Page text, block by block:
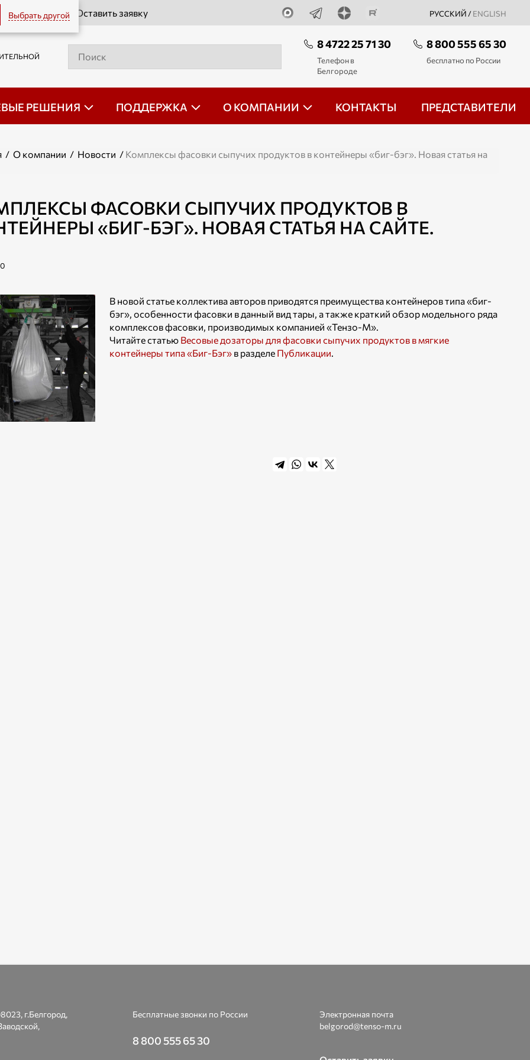
Выбрать другой РУССКИЙ / ENGLISH
Оставить заявку
8 4722 25 71 30
Телефон в
Белгороде
8 800 555 65 30
бесплатно по России
РЕШЕНИЯ ПОДДЕРЖКА О КОМПАНИИ КОНТАКТЫ ПРЕДСТАВИТЕЛИ
/ О компании / Новости / Комплексы фасовки сыпучих продуктов в контейнеры «биг-бэг». Новая статья на
ФАСОВКИ СЫПУЧИХ ПРОДУКТОВ В
«БИГ-БЭГ». НОВАЯ СТАТЬЯ НА САЙТЕ.
В новой статье коллектива авторов приводятся преимущества контейнеров типа «биг-
бэг», особенности фасовки в данный вид тары, а также краткий обзор модельного ряда
комплексов фасовки, производимых компанией «Тензо-М».
Читайте статью Весовые дозаторы для фасовки сыпучих продуктов в мягкие
контейнеры типа «Биг-Бэг»в разделе Публикации.
г.Белгород,
Бесплатные звонки по России
8 800 555 65 30
Электронная почта
belgorod@tenso-m.ru